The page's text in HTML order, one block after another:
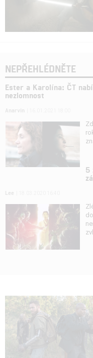
NEPŘEHLÉDNĚTE
Ester a Karolína: ČT
nezlomnost
5